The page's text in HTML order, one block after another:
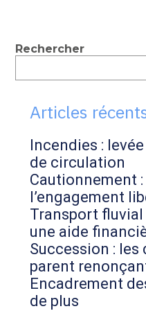
Blog
sidebar
Rechercher
Articles
Incendies :
de circulation
Cautionnement
l’engagement
Transport fluvial
une aide
Succession : les
parent
Encadrement
de plus